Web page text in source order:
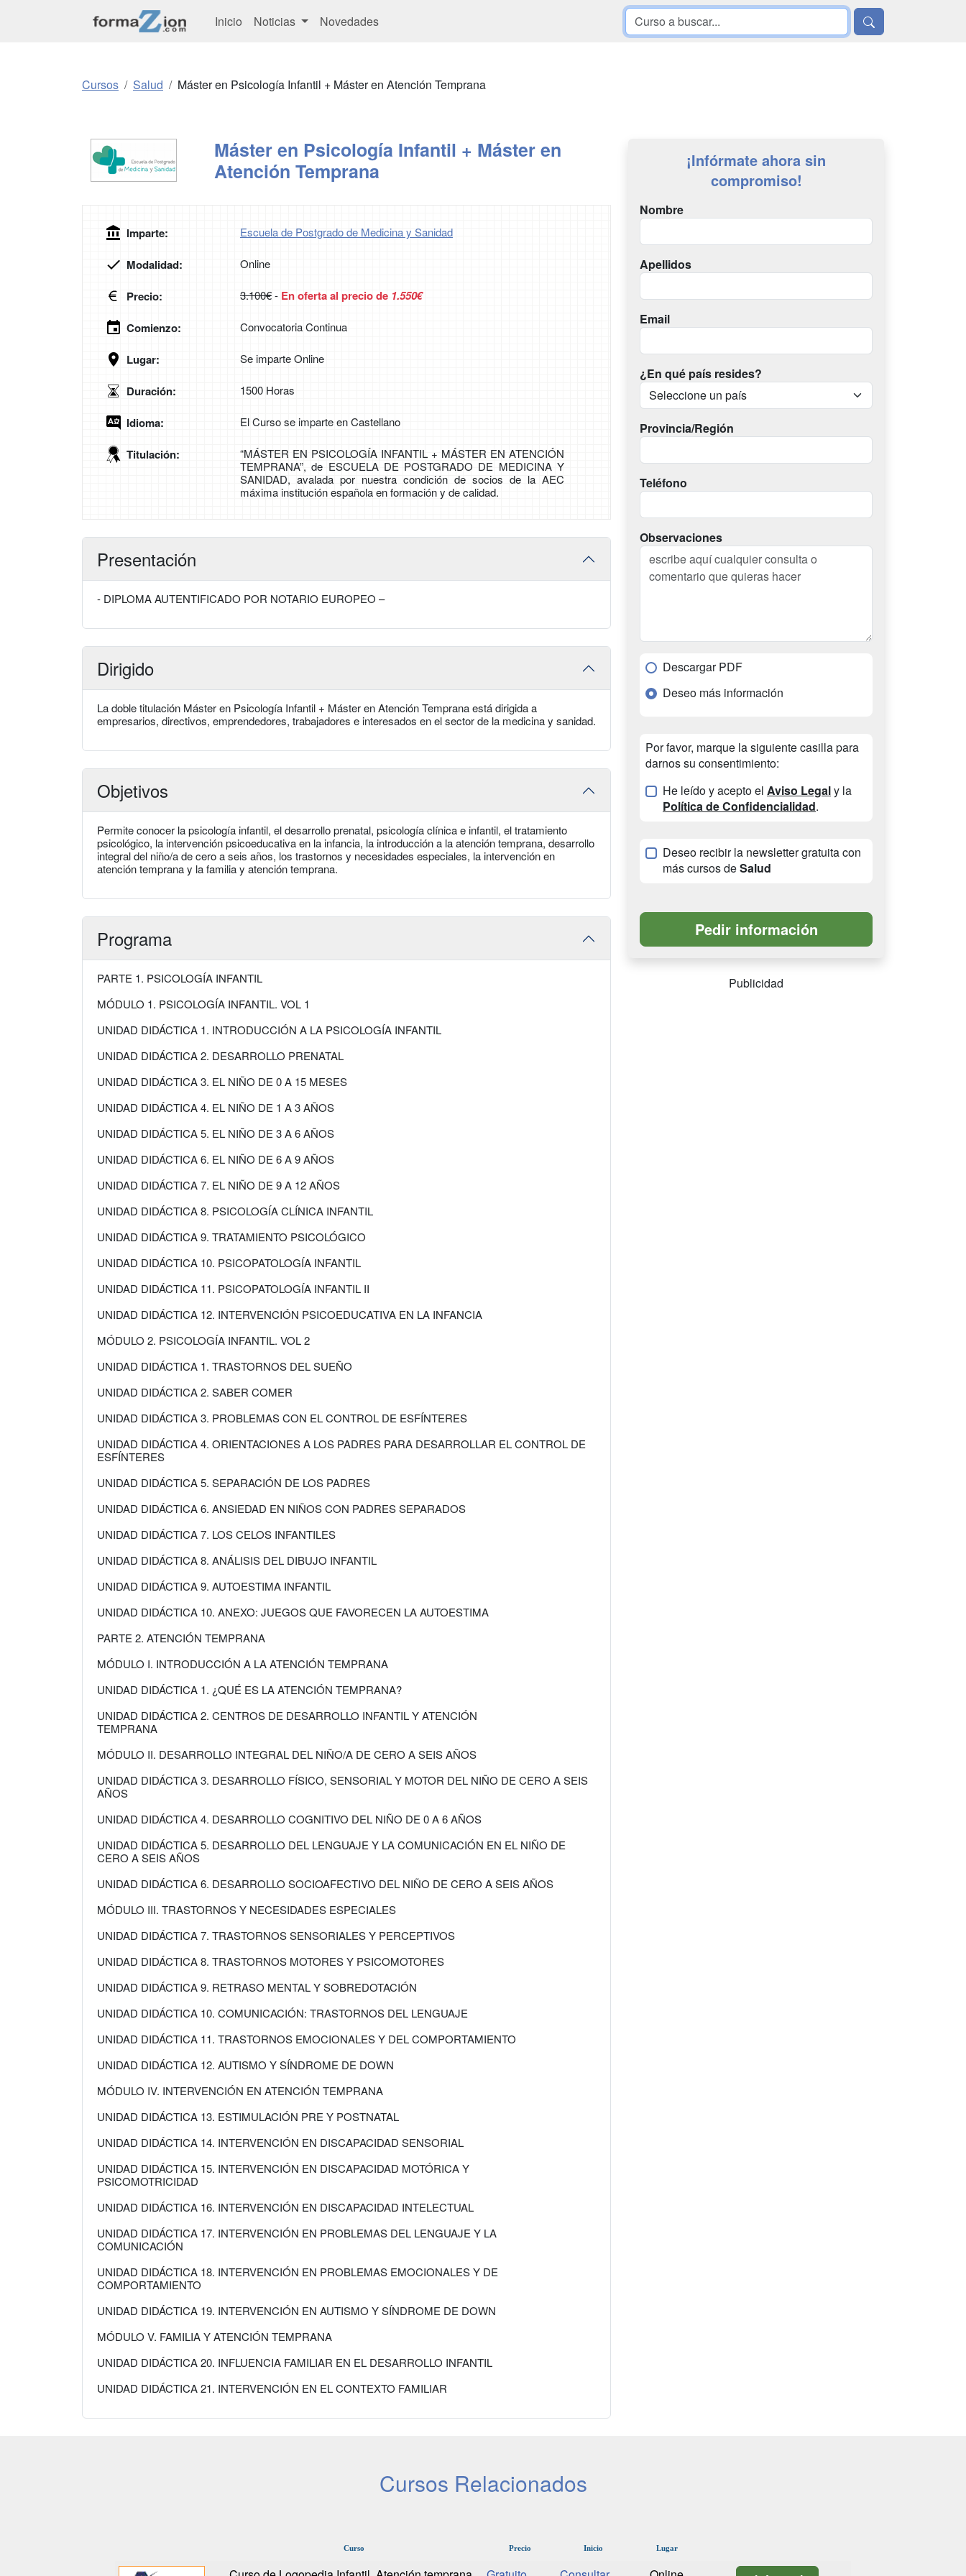
Inicio Noticias Novedades
Cursos Salud Máster en Psicología Infantil + Máster en Atención Temprana
Máster en Psicología Infantil + Máster en
Atención Temprana
Imparte: Escuela de Postgrado de Medicina y Sanidad
Modalidad: Online
Precio: 3.100€- En oferta al precio de 1.550€
Comienzo: Convocatoria Continua
Lugar: Se imparte Online
Duración: 1500 Horas
Idioma: El Curso se imparte en Castellano
Titulación:
“MÁSTER EN PSICOLOGÍA INFANTIL + MÁSTER EN ATENCIÓN
TEMPRANA”, de ESCUELA DE POSTGRADO DE MEDICINA Y
SANIDAD, avalada por nuestra condición de socios de la AEC
máxima institución española en formación y de calidad.
Presentación
- DIPLOMA AUTENTIFICADO POR NOTARIO EUROPEO –
Dirigido
La doble titulación Máster en Psicología Infantil + Máster en Atención Temprana está dirigida a
empresarios, directivos, emprendedores, trabajadores e interesados en el sector de la medicina y sanidad.
Objetivos
Permite conocer la psicología infantil, el desarrollo prenatal, psicología clínica e infantil, el tratamiento
psicológico, la intervención psicoeducativa en la infancia, la introducción a la atención temprana, desarrollo
integral del niño/a de cero a seis años, los trastornos y necesidades especiales, la intervención en
atención temprana y la familia y atención temprana.
Programa
PARTE 1. PSICOLOGÍA INFANTIL
MÓDULO 1. PSICOLOGÍA INFANTIL. VOL 1
UNIDAD DIDÁCTICA 1. INTRODUCCIÓN A LA PSICOLOGÍA INFANTIL
UNIDAD DIDÁCTICA 2. DESARROLLO PRENATAL
UNIDAD DIDÁCTICA 3. EL NIÑO DE 0 A 15 MESES
UNIDAD DIDÁCTICA 4. EL NIÑO DE 1 A 3 AÑOS
UNIDAD DIDÁCTICA 5. EL NIÑO DE 3 A 6 AÑOS
UNIDAD DIDÁCTICA 6. EL NIÑO DE 6 A 9 AÑOS
UNIDAD DIDÁCTICA 7. EL NIÑO DE 9 A 12 AÑOS
UNIDAD DIDÁCTICA 8. PSICOLOGÍA CLÍNICA INFANTIL
UNIDAD DIDÁCTICA 9. TRATAMIENTO PSICOLÓGICO
UNIDAD DIDÁCTICA 10. PSICOPATOLOGÍA INFANTIL
UNIDAD DIDÁCTICA 11. PSICOPATOLOGÍA INFANTIL II
UNIDAD DIDÁCTICA 12. INTERVENCIÓN PSICOEDUCATIVA EN LA INFANCIA
MÓDULO 2. PSICOLOGÍA INFANTIL. VOL 2
UNIDAD DIDÁCTICA 1. TRASTORNOS DEL SUEÑO
UNIDAD DIDÁCTICA 2. SABER COMER
UNIDAD DIDÁCTICA 3. PROBLEMAS CON EL CONTROL DE ESFÍNTERES
UNIDAD DIDÁCTICA 4. ORIENTACIONES A LOS PADRES PARA DESARROLLAR EL CONTROL DE
ESFÍNTERES
UNIDAD DIDÁCTICA 5. SEPARACIÓN DE LOS PADRES
UNIDAD DIDÁCTICA 6. ANSIEDAD EN NIÑOS CON PADRES SEPARADOS
UNIDAD DIDÁCTICA 7. LOS CELOS INFANTILES
UNIDAD DIDÁCTICA 8. ANÁLISIS DEL DIBUJO INFANTIL
UNIDAD DIDÁCTICA 9. AUTOESTIMA INFANTIL
UNIDAD DIDÁCTICA 10. ANEXO: JUEGOS QUE FAVORECEN LA AUTOESTIMA
PARTE 2. ATENCIÓN TEMPRANA
MÓDULO I. INTRODUCCIÓN A LA ATENCIÓN TEMPRANA
UNIDAD DIDÁCTICA 1. ¿QUÉ ES LA ATENCIÓN TEMPRANA?
UNIDAD DIDÁCTICA 2. CENTROS DE DESARROLLO INFANTIL Y ATENCIÓN
TEMPRANA
MÓDULO II. DESARROLLO INTEGRAL DEL NIÑO/A DE CERO A SEIS AÑOS
UNIDAD DIDÁCTICA 3. DESARROLLO FÍSICO, SENSORIAL Y MOTOR DEL NIÑO DE CERO A SEIS
AÑOS
UNIDAD DIDÁCTICA 4. DESARROLLO COGNITIVO DEL NIÑO DE 0 A 6 AÑOS
UNIDAD DIDÁCTICA 5. DESARROLLO DEL LENGUAJE Y LA COMUNICACIÓN EN EL NIÑO DE
CERO A SEIS AÑOS
UNIDAD DIDÁCTICA 6. DESARROLLO SOCIOAFECTIVO DEL NIÑO DE CERO A SEIS AÑOS
MÓDULO III. TRASTORNOS Y NECESIDADES ESPECIALES
UNIDAD DIDÁCTICA 7. TRASTORNOS SENSORIALES Y PERCEPTIVOS
UNIDAD DIDÁCTICA 8. TRASTORNOS MOTORES Y PSICOMOTORES
UNIDAD DIDÁCTICA 9. RETRASO MENTAL Y SOBREDOTACIÓN
UNIDAD DIDÁCTICA 10. COMUNICACIÓN: TRASTORNOS DEL LENGUAJE
UNIDAD DIDÁCTICA 11. TRASTORNOS EMOCIONALES Y DEL COMPORTAMIENTO
UNIDAD DIDÁCTICA 12. AUTISMO Y SÍNDROME DE DOWN
MÓDULO IV. INTERVENCIÓN EN ATENCIÓN TEMPRANA
UNIDAD DIDÁCTICA 13. ESTIMULACIÓN PRE Y POSTNATAL
UNIDAD DIDÁCTICA 14. INTERVENCIÓN EN DISCAPACIDAD SENSORIAL
UNIDAD DIDÁCTICA 15. INTERVENCIÓN EN DISCAPACIDAD MOTÓRICA Y
PSICOMOTRICIDAD
UNIDAD DIDÁCTICA 16. INTERVENCIÓN EN DISCAPACIDAD INTELECTUAL
UNIDAD DIDÁCTICA 17. INTERVENCIÓN EN PROBLEMAS DEL LENGUAJE Y LA
COMUNICACIÓN
UNIDAD DIDÁCTICA 18. INTERVENCIÓN EN PROBLEMAS EMOCIONALES Y DE
COMPORTAMIENTO
UNIDAD DIDÁCTICA 19. INTERVENCIÓN EN AUTISMO Y SÍNDROME DE DOWN
MÓDULO V. FAMILIA Y ATENCIÓN TEMPRANA
UNIDAD DIDÁCTICA 20. INFLUENCIA FAMILIAR EN EL DESARROLLO INFANTIL
UNIDAD DIDÁCTICA 21. INTERVENCIÓN EN EL CONTEXTO FAMILIAR
¡Infórmate ahora sin
compromiso!
Nombre
Apellidos
Email
¿En qué país resides?
Provincia/Región
Teléfono
Observaciones
Descargar PDF
Deseo más información
Por favor, marque la siguiente casilla para
darnos su consentimiento:
He leído y acepto el Aviso Legaly la
Política de Confidencialidad.
Deseo recibir la newsletter gratuita con
más cursos deSalud
Publicidad
Cursos Relacionados
Curso Precio Inicio Lugar